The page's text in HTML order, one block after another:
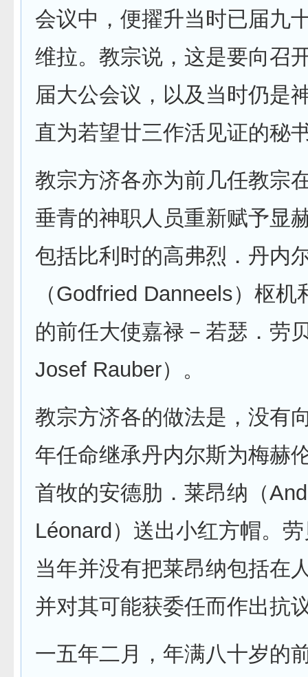
会议中，便擢升当时已届九
维拉。教宗说，这是要向召
届大公会议，以及当时仍是
直为若望廿三作活见证的秘
教宗方济各亦为前几任教宗
垂青的神职人员重新赋予显
包括比利时的高弗烈．丹内
（Godfried Danneels）枢
的前任大使嘉禄－若瑟．劳
Josef Rauber）。
教宗方济各的做法是，没有
年任命继承丹内尔斯为梅赫
首牧的安德肋．莱昂纳（
Léonard）送出小红方帽。
当年并没有把莱昂纳包括在
并对其可能获委任而作出抗
一五年二月，年满八十岁的